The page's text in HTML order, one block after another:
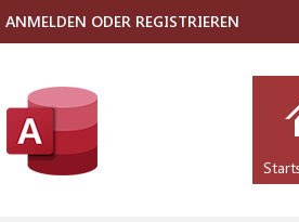
ANMELDEN ODER REGISTRIEREN